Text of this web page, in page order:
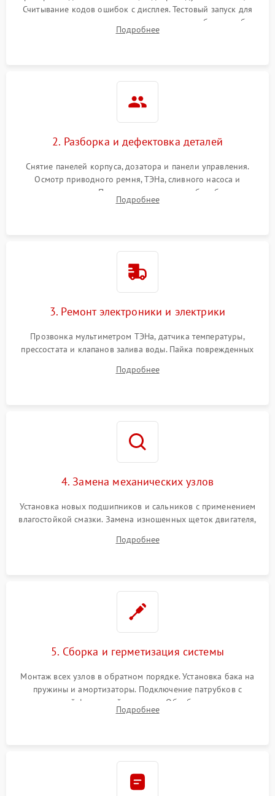
Считывание кодов ошибок с дисплея. Тестовый запуск для
выявления посторонних шумов, протечек или сбоев в работе
электронного модуля управления.
Подробнее
2. Разборка и дефектовка деталей
Снятие панелей корпуса, дозатора и панели управления.
Осмотр приводного ремня, ТЭНа, сливного насоса и
амортизаторов. Проверка подшипников барабана и
крестовины на износ, а манжеты люка на разрывы.
Подробнее
3. Ремонт электроники и электрики
Прозвонка мультиметром ТЭНа, датчика температуры,
прессостата и клапанов залива воды. Пайка поврежденных
Восстановление целостности проводки и контактов.
Подробнее
4. Замена механических узлов
Установка новых подшипников и сальников с применением
влагостойкой смазки. Замена изношенных щеток двигателя,
или поврежденной резиновой манжеты.
Подробнее
5. Сборка и герметизация системы
Монтаж всех узлов в обратном порядке. Установка бака на
пружины и амортизаторы. Подключение патрубков с
надежной фиксацией хомутами. Обработка стыков
герметиком для предотвращения возможных протечек воды.
Подробнее